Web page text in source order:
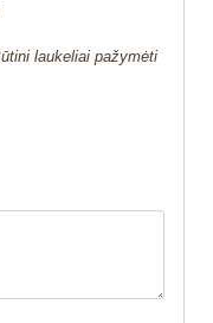
laukeliai pažymėti